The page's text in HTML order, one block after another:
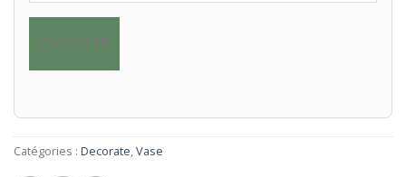
CALCULER
Catégories : Decorate,Vase